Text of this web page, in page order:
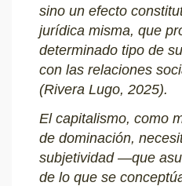
sino un efecto
jurídica misma, que
determinado tipo de
con las relaciones
(Rivera Lugo, 2025).
El capitalismo, como
de dominación,
subjetividad —que
de lo que se